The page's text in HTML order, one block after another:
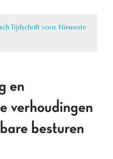
Tijdschrift voor Nieuwste
en
verhoudingen
besturen